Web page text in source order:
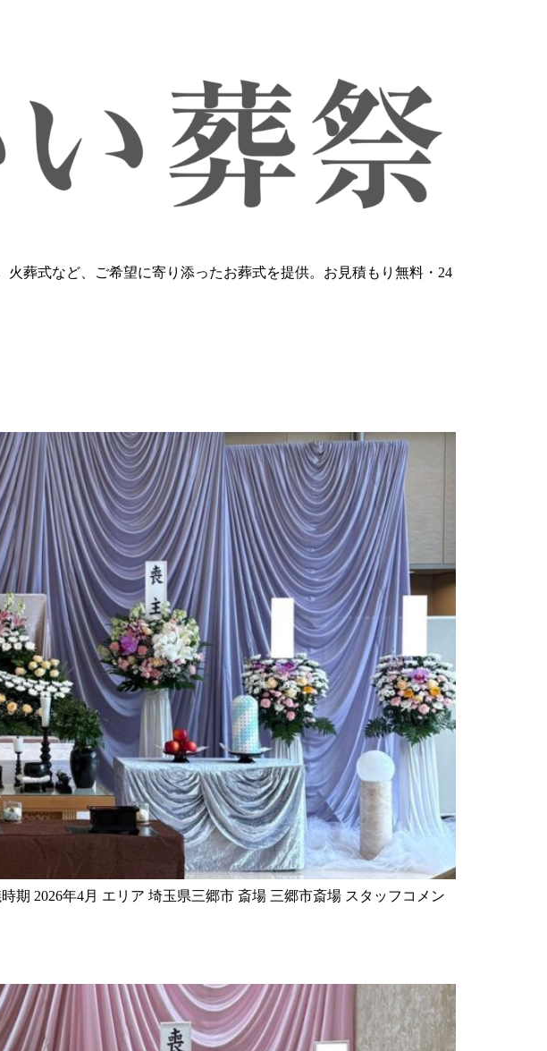
葬式など、ご希望に寄り添ったお葬式を提供。お見積もり無料・24
期 2026年4月 エリア 埼玉県三郷市 斎場 三郷市斎場 スタッフコメン